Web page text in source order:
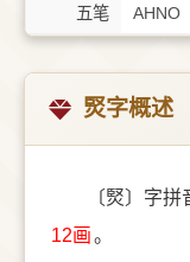
五笔 AHNO
㷂字概述
〔㷂〕字拼
12画。